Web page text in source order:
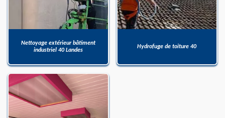
Nettoyage extérieur bâtiment
industriel 40 Landes
Hydrofuge de toiture 40